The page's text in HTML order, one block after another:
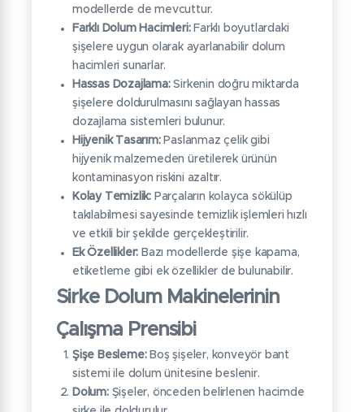
modellerde de mevcuttur.
Farklı Dolum Hacimleri:Farklı boyutlardaki
şişelere uygun olarak ayarlanabilir dolum
hacimleri sunarlar.
Hassas Dozajlama:Sirkenin doğru miktarda
şişelere doldurulmasını sağlayan hassas
dozajlama sistemleri bulunur.
Hijyenik Tasarım:Paslanmaz çelik gibi
hijyenik malzemeden üretilerek ürünün
kontaminasyon riskini azaltır.
Kolay Temizlik: Parçaların kolayca sökülüp
takılabilmesi sayesinde temizlik işlemleri hızlı
ve etkili bir şekilde gerçekleştirilir.
Ek Özellikler: Bazı modellerde şişe kapama,
etiketleme gibi ek özellikler de bulunabilir.
Sirke Dolum Makinelerinin
Çalışma Prensibi
Şişe Besleme:Boş şişeler, konveyör bant
sistemi ile dolum ünitesine beslenir.
Dolum:Şişeler, önceden belirlenen hacimde